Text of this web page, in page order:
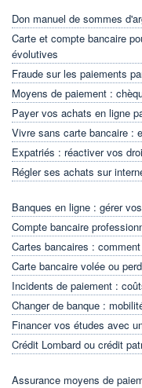
Don manuel de sommes
Carte et compte bancaire
évolutives
Fraude sur les paiements
Moyens de paiement :
Payer vos achats en ligne
Vivre sans carte bancaire :
Expatriés : réactiver vos
Régler ses achats sur
Banques en ligne : gérer
Compte bancaire
Cartes bancaires :
Carte bancaire volée ou
Incidents de paiement :
Changer de banque :
Financer vos études avec
Crédit Lombard ou crédit
Assurance moyens de